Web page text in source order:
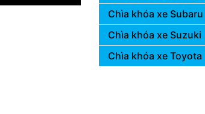
Chìa khóa xe Subaru
Chìa khóa xe Suzuki
Chìa khóa xe Toyota